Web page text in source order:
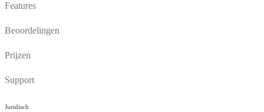
Features
Beoordelingen
Prijzen
Support
Juridisch